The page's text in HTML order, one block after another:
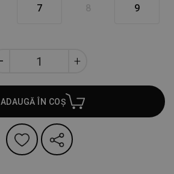
7 9
ADAUGĂ ÎN COȘ